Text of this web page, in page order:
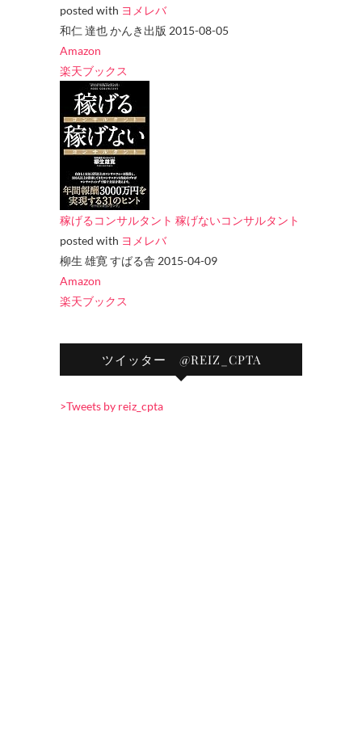
posted with ヨメレバ
和仁 達也 かんき出版 2015-08-05
Amazon
楽天ブックス
稼げるコンサルタント 稼げないコンサルタント
posted with ヨメレバ
柳生 雄寛 すばる舎 2015-04-09
Amazon
楽天ブックス
ツイッター @REIZ_CPTA
>Tweets by reiz_cpta